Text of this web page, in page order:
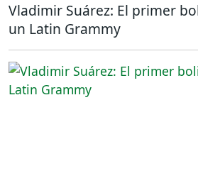
Vladimir Suárez: El primer
un Latin Grammy